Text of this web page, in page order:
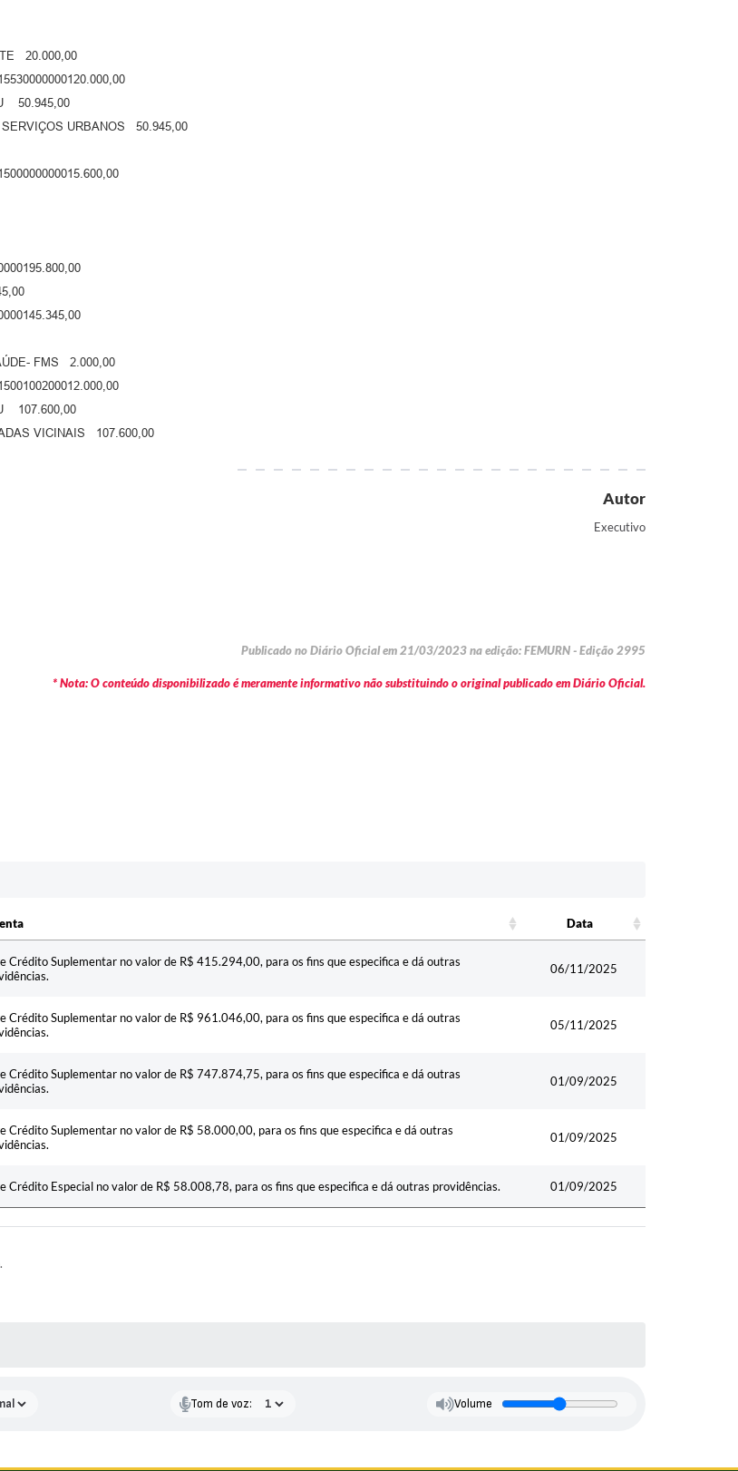
20.000,00
U 50.945,00
SERVIÇOS URBANOS 50.945,00
FMS 2.000,00
U 107.600,00
VICINAIS 107.600,00
Autor
Executivo
Publicado no Diário Oficial em 21/03/2023 na edição: FEMURN - Edição 2995
* Nota: O conteúdo disponibilizado é meramente informativo não substituindo o original publicado em Diário Oficial.
Data
Crédito Suplementar no valor de R$ 415.294,00, para os fins que especifica e dá outras
06/11/2025
Crédito Suplementar no valor de R$ 961.046,00, para os fins que especifica e dá outras
05/11/2025
Crédito Suplementar no valor de R$ 747.874,75, para os fins que especifica e dá outras
01/09/2025
Crédito Suplementar no valor de R$ 58.000,00, para os fins que especifica e dá outras
01/09/2025
Crédito Especial no valor de R$ 58.008,78, para os fins que especifica e dá outras providências. 01/09/2025
Tom de voz: Volume